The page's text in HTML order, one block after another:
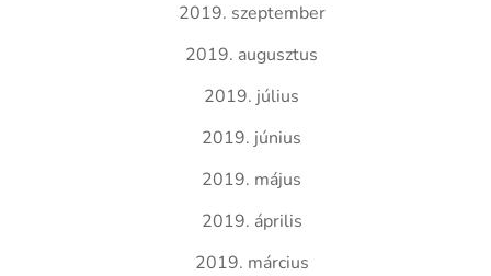
2019. szeptember
2019. augusztus
2019. július
2019. június
2019. május
2019. április
2019. március